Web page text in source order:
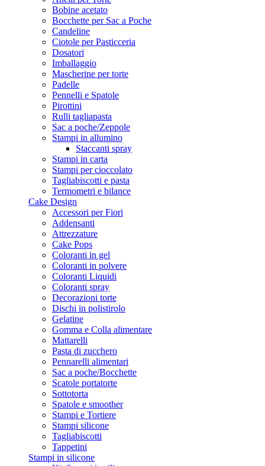
Bobine acetato
Bocchette per Sac a Poche
Candeline
Ciotole per Pasticceria
Dosatori
Imballaggio
Mascherine per torte
Padelle
Pennelli e Spatole
Pirottini
Rulli tagliapasta
Sac a poche/Zeppole
Stampi in allumino
Staccanti spray
Stampi in carta
Stampi per cioccolato
Tagliabiscotti e pasta
Termometri e bilance
Cake Design
Accessori per Fiori
Addensanti
Attrezzature
Cake Pops
Coloranti in gel
Coloranti in polvere
Coloranti Liquidi
Coloranti spray
Decorazioni torte
Dischi in polistirolo
Gelatine
Gomma e Colla alimentare
Mattarelli
Pasta di zucchero
Pennarelli alimentari
Sac a poche/Bocchette
Scatole portatorte
Sottotorta
Spatole e smoother
Stampi e Tortiere
Stampi silicone
Tagliabiscotti
Tappetini
Stampi in silicone